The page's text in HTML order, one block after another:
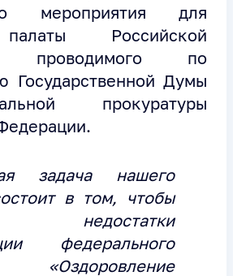
мероприятия для
Российской
проводимого по
Государственной Думы
прокуратуры
задача нашего
в том, чтобы
недостатки
федерального
«Оздоровление